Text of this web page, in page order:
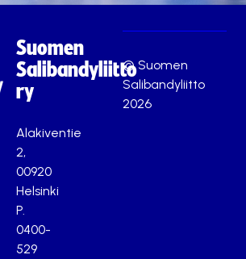
Suomen
Salibandyliitto
ry
Alakiventie
2,
00920
Helsinki
P.
0400-
529
© Suomen
Salibandyliitto
2026